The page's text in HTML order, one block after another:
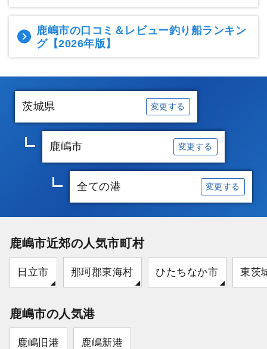
鹿嶋市の口コミ＆レビュー釣り船ランキン
グ【2026年版】
茨城県 変更する
鹿嶋市 変更する
全ての港 変更する
鹿嶋市近郊の人気市町村
日立市 那珂郡東海村 ひたちなか市 東茨
鹿嶋市の人気港
鹿嶋旧港 鹿嶋新港